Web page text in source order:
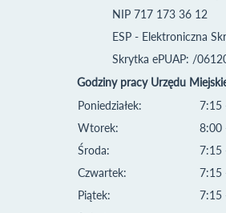
NIP 717 173 36 12
ESP - Elektroniczna
Skrytka ePUAP: /
Godziny pracy Urzędu
Poniedziałek:
Wtorek:
Środa:
Czwartek:
Piątek:
7:15
8:00
7:15
7:15
7:15